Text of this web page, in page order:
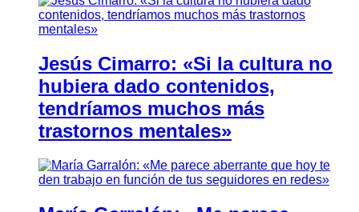
Jesús Cimarro: «Si la cultura no
hubiera dado contenidos,
tendríamos muchos más
trastornos mentales»